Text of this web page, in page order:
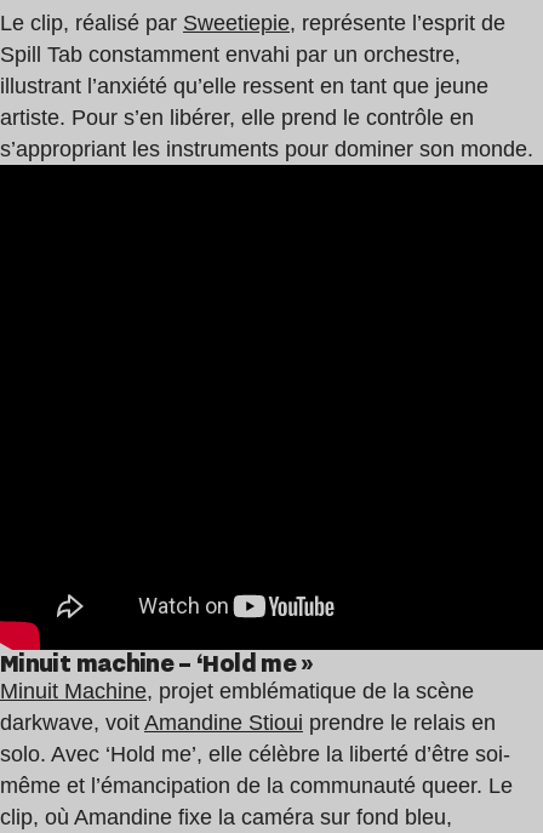
Le clip, réalisé par Sweetiepie, représente l’esprit de
Spill Tab constamment envahi par un orchestre,
illustrant l’anxiété qu’elle ressent en tant que jeune
artiste. Pour s’en libérer, elle prend le contrôle en
s’appropriant les instruments pour dominer son monde.
Minuit machine – ‘Hold me »
Minuit Machine, projet emblématique de la scène
darkwave, voit Amandine Stioui prendre le relais en
solo. Avec ‘Hold me’, elle célèbre la liberté d’être soi-
même et l’émancipation de la communauté queer. Le
clip, où Amandine fixe la caméra sur fond bleu,